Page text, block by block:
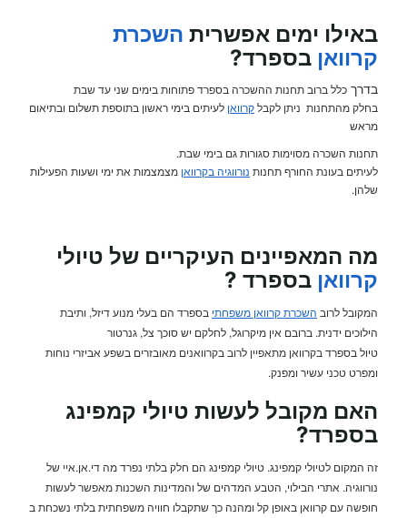
באילו ימים אפשרית השכרת
קרוואן בספרד?
בדרך כלל ברוב תחנות ההשכרה בספרד פתוחות בימים שני עד שבת
בחלק מהתחנות ניתן לקבלקרוואן לעיתים בימי ראשון בתוספת תשלום ובתיאום
מראש
תחנות השכרה מסוימות סגורות גם בימי שבת.
לעיתים בעונת החורף תחנות נורווגיה בקרוואן מצמצמות את ימי ושעות הפעילות
שלהן.
מה המאפיינים העיקריים של טיולי
קרוואן בספרד ?
המקובל לרוב השכרת קרוואן משפחתי בספרד הם בעלי מנוע דיזל, ותיבת
הילוכים ידנית. ברובם אין מיקרוגל, לחלקם יש סוכך צל, גנרטור
טיול בספרד בקרוואן מתאפיין לרוב בקרוואנים מאובזרים בשפע אביזרי נוחות
ומפרט טכני עשיר ומפנק.
האם מקובל לעשות טיולי קמפינג
בספרד?
זה המקום לטיולי קמפינג. טיולי קמפינג הם חלק בלתי נפרד מה די.אן.איי של
נורווגיה. אתרי הבילוי, הטבע המדהים של והמדינות השכנות מאפשר לעשות
חופשה עם קרוואן באופן קל ומהנה כך שתקבלו חוויה משפחתית בלתי נשכחת ב